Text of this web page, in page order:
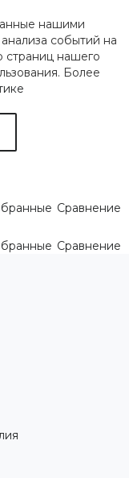
нашими
событий на
нашего
Более
Сравнение
Сравнение